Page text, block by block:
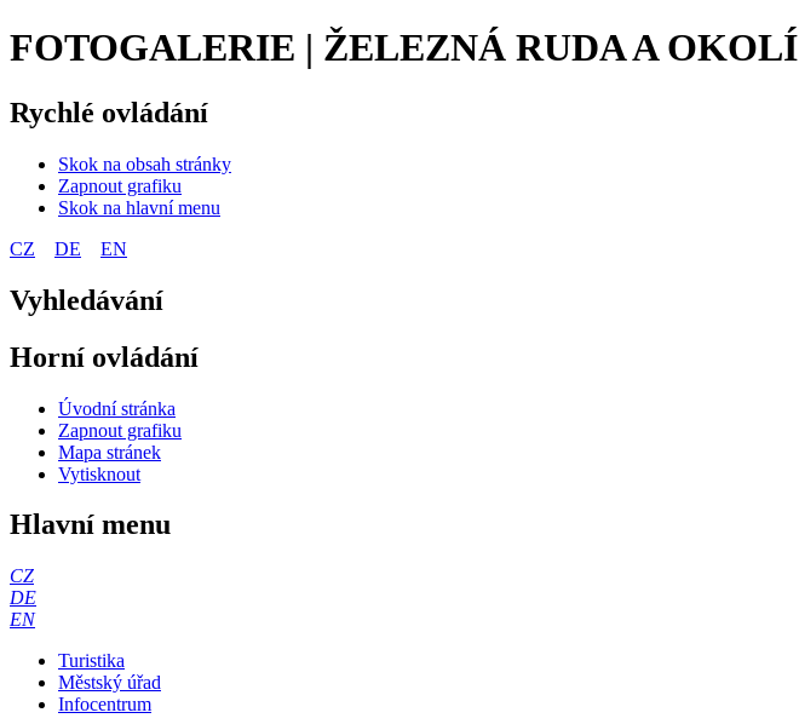
FOTOGALERIE | ŽELEZNÁ RUDA A OKOLÍ
Rychlé ovládání
Skok na obsah stránky
Zapnout grafiku
Skok na hlavní menu
CZ
DE EN
Vyhledávání
Horní ovládání
Úvodní stránka
Zapnout grafiku
Mapa stránek
Vytisknout
Hlavní menu
CZ
DE
EN
Turistika
Městský úřad
Infocentrum